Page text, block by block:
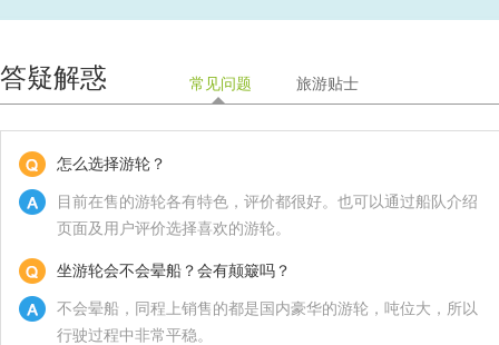
答疑解惑 常见问题 旅游贴士
怎么选择游轮？
目前在售的游轮各有特色，评价都很好。也可以通过船队介绍
页面及用户评价选择喜欢的游轮。
坐游轮会不会晕船？会有颠簸吗？
不会晕船，同程上销售的都是国内豪华的游轮，吨位大，所以
行驶过程中非常平稳。